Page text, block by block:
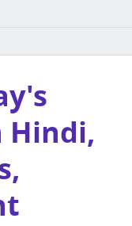
Hindi,